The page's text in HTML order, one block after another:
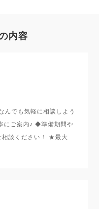
内容
んでも気軽に相談しよう
にご案内♪ ◆準備期間や
相談ください！ ★最大